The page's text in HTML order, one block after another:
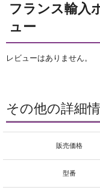
フランス輸入
ュー
レビューはありません。
その他の詳細
販売価格
型番